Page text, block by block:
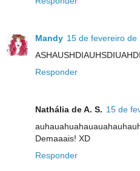
Mandy 15 de fevereiro de
Responder
Nathália de A. S. 15 de
Demaaais! XD
Responder